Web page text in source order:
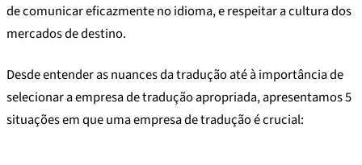
de comunicar eficazmente no idioma, e respeitar a cultura dos
mercados de destino.
Desde entender as nuances da tradução até à importância de
selecionar a empresa de tradução apropriada, apresentamos 5
situações em que uma empresa de tradução é crucial: